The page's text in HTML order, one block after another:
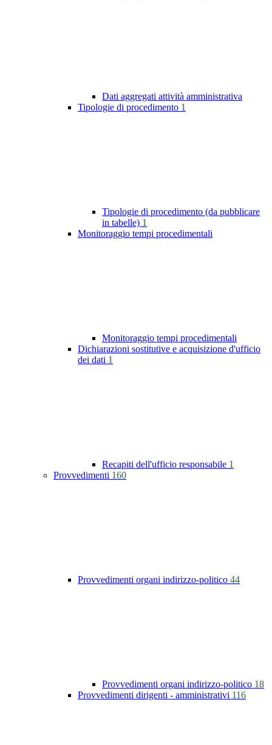
Dati aggregati attività amministrativa
Tipologie di procedimento 1
Tipologie di procedimento (da pubblicare
in tabelle) 1
Monitoraggio tempi procedimentali
Monitoraggio tempi procedimentali
Dichiarazioni sostitutive e acquisizione d'ufficio
dei dati 1
Recapiti dell'ufficio responsabile 1
Provvedimenti 160
Provvedimenti organi indirizzo-politico 44
Provvedimenti organi indirizzo-politico 18
Provvedimenti dirigenti - amministrativi 116